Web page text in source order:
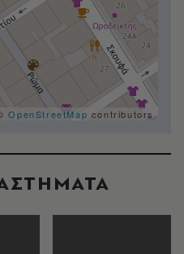
OpenStreetMap contributors